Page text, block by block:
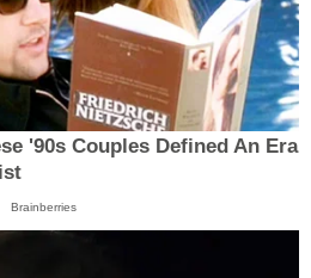
'90s Couples Defined An Era
Brainberries